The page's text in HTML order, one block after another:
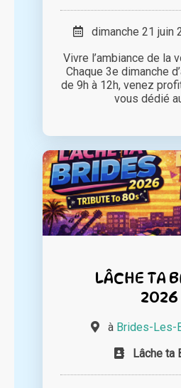
dimanche 21 juin
Vivre l’ambiance de la
Chaque 3e dimanche
de 9h à 12h, venez
vous dédié
LÂCHE TA
2026
à Brides-Les-
Lâche ta